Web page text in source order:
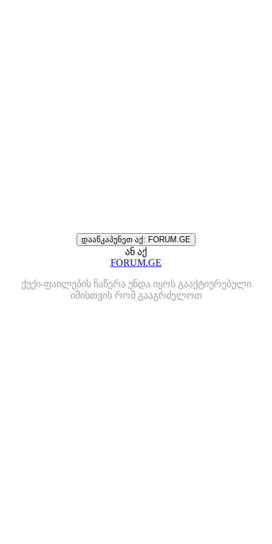
დააწკაპუნეთ აქ: FORUM.GE
ან აქ
FORUM.GE
ქუქი-ფაილების ჩაწერა უნდა იყოს გააქტიურებული
იმისთვის რომ გააგრძელოთ